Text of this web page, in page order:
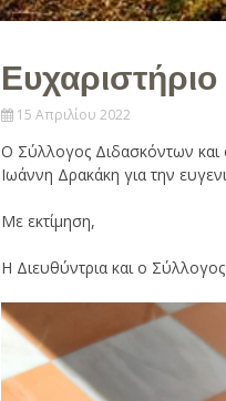
Ευχαριστήριο
15 Απριλίου 2022
Ο Σύλλογος Διδασκόντων και
Ιωάννη Δρακάκη για την
Με εκτίμηση,
Η Διευθύντρια και ο